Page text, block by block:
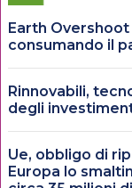
Earth
consumando il
Rinnovabili,
degli
Ue, obbligo di
Europa lo